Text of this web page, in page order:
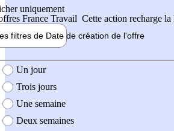
uniquement
France Travail Cette action recharge la
filtres de Date de création de l'offre
création de l'offre
Un jour
Trois jours
Une semaine
Deux semaines